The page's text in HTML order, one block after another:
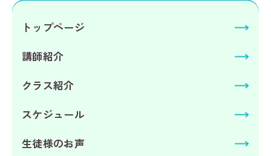
トップページ
講師紹介
クラス紹介
スケジュール
生徒様のお声